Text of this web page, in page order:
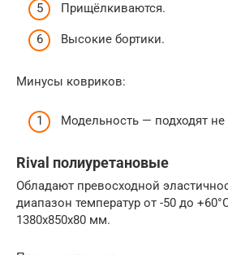
Прищёлкиваются.
Высокие бортики.
Минусы ковриков:
Модельность — подходят не
Rival полиуретановые
Обладают превосходной
диапазон температур от -50 до
1380х850х80 мм.